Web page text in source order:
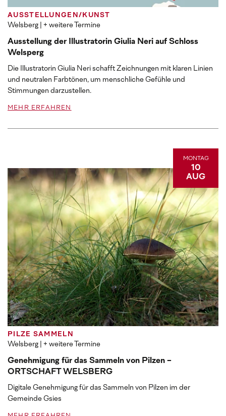
AUSSTELLUNGEN/KUNST
Welsberg | + weitere Termine
Ausstellung der Illustratorin Giulia Neri auf Schloss
Welsperg
Die Illustratorin Giulia Neri schafft Zeichnungen mit klaren Linien
und neutralen Farbtönen, um menschliche Gefühle und
Stimmungen darzustellen.
MEHR ERFAHREN
MONTAG
10
AUG
PILZE SAMMELN
Welsberg | + weitere Termine
Genehmigung für das Sammeln von Pilzen -
ORTSCHAFT WELSBERG
Digitale Genehmigung für das Sammeln von Pilzen im der
Gemeinde Gsies